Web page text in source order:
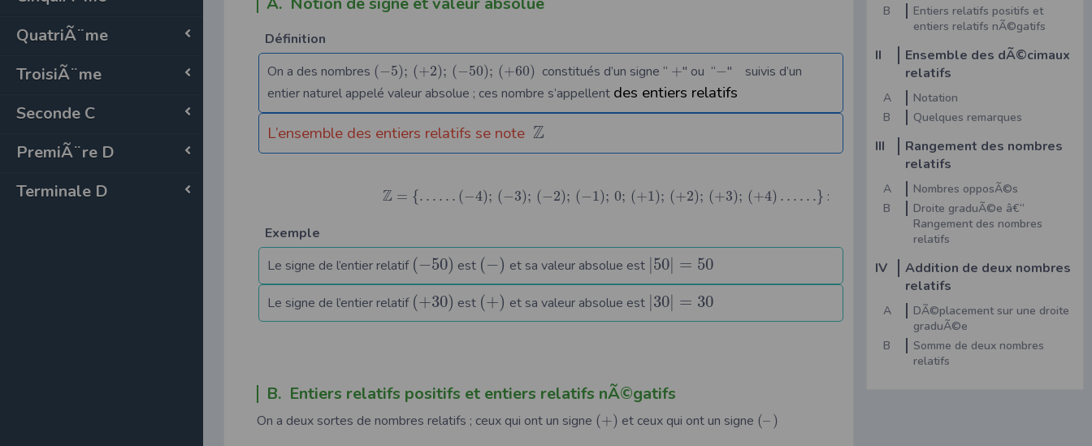
QuatriÃ¨me
TroisiÃ¨me
Seconde C
PremiÃ¨re D
Terminale D
Définition
On a des nombres (−5); (+2); (−50); (+60) constitués d’un signe “ +" ou “−" suivis d’un
entier naturel appelé valeur absolue ; ces nombre s’appellent des entiers relatifs
L’ensemble des entiers relatifs se note Z
Z = {… … (−4); (−3); (−2); (−1); 0; (+1); (+2); (+3); (+4) … …} :
Exemple
Le signe de l’entier relatif (−50) est (−) et sa valeur absolue est |50| = 50
Le signe de l’entier relatif (+30) est (+) et sa valeur absolue est |30| = 30
B. Entiers relatifs positifs et entiers relatifs nÃ©gatifs
On a deux sortes de nombres relatifs ; ceux qui ont un signe (+) et ceux qui ont un signe (–)
B
Entiers relatifs positifs et
entiers relatifs nÃ©gatifs
II
Ensemble des dÃ©cimaux
relatifs
A
Notation
B
Quelques remarques
III
Rangement des nombres
relatifs
A
Nombres opposÃ©s
B
Droite graduÃ©e â€“
Rangement des nombres
relatifs
IV
Addition de deux nombres
relatifs
A
DÃ©placement sur une droite
graduÃ©e
B
Somme de deux nombres
relatifs